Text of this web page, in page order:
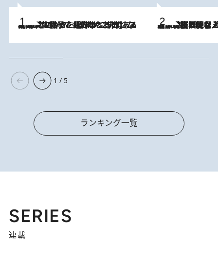
2026.8.5
【阿川佐和子さんの年とる力】なぜ70代で始めた趣味は“こんなに楽しい”のか？ ピアノ、俳句…スランプに陥っても続けられる“ある秘訣”とは 2026.8.5
【なぜ吉沢亮は「気配を消せる」のか？】興行収入208億の『国宝』を経て挑むミュージカル『ディア・エヴァン・ハンセン』。トップ俳優が舞台上でさらけ出した“孤独”とは
1 / 5
ランキング一覧
SERIES
連載